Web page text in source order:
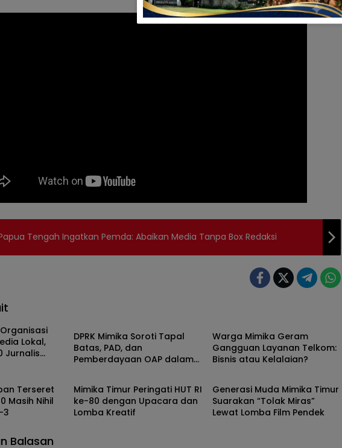
Tengah Ingatkan Pemda: Abaikan Media Tanpa Box Redaksi
Lokal,
Jurnalis
DPRK Mimika Soroti Tapal
Batas, PAD, dan
Pemberdayaan OAP dalam
Warga Mimika Geram
Gangguan Layanan Telkom:
Bisnis atau Kelalaian?
Terseret
Masih Nihil
3
pemerintah kabupaten Mimika
Mimika Timur Peringati HUT RI
ke-80 dengan Upacara dan
Lomba Kreatif
pemerintah kabupaten Mimika
Generasi Muda Mimika Timur
Suarakan “Tolak Miras”
Lewat Lomba Film Pendek
Balasan